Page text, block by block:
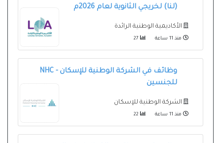
(لنا) لخريجي الثانوية لعام 2026م
الأكاديمية الوطنية الرائدة
منذ 11 ساعة
وظائف في الشركة الوطنية للإسكان - NHC
للجنسين
الشركة الوطنية للإسكان
منذ 11 ساعة